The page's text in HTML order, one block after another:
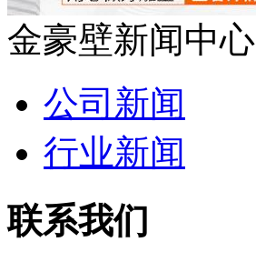
金豪壁新闻中心
公司新闻
行业新闻
联系我们